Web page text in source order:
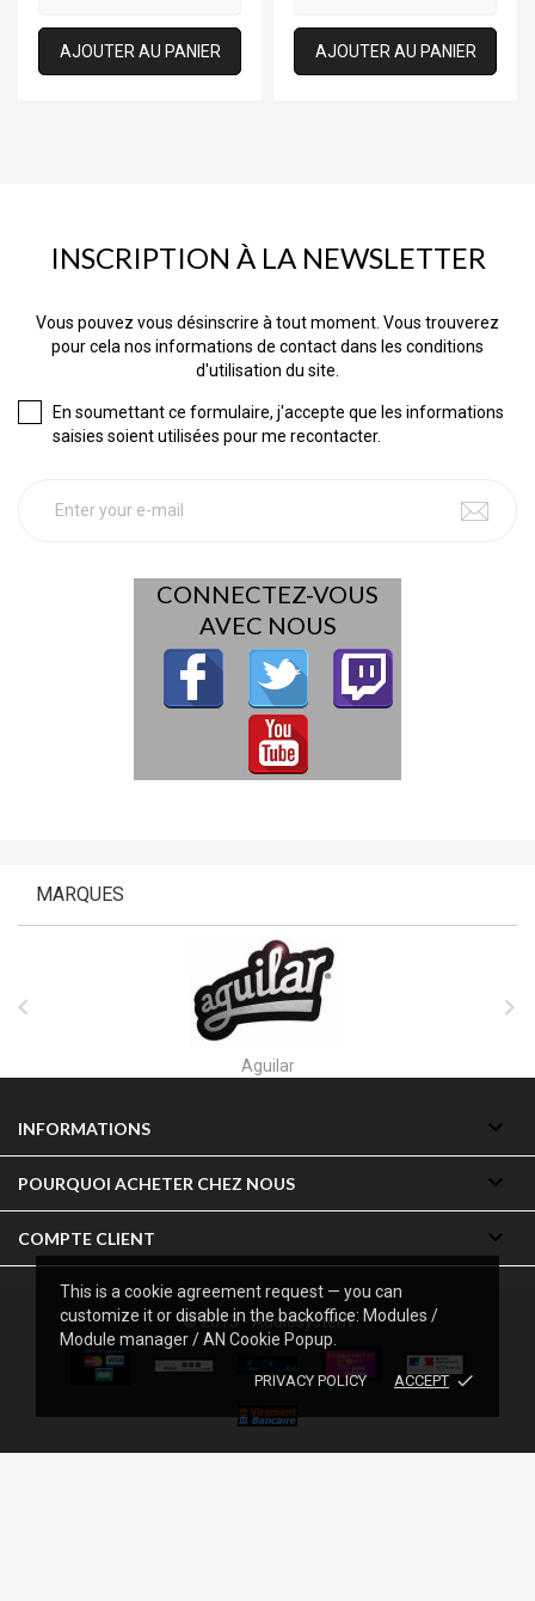
This is a cookie agreement request — you can
customize it or disable in the backoffice: Modules /
Module manager / AN Cookie Popup.
PRIVACY POLICY ACCEPT done
AJOUTER AU PANIER AJOUTER AU PANIER
INSCRIPTION À LA NEWSLETTER
Vous pouvez vous désinscrire à tout moment. Vous trouverez
pour cela nos informations de contact dans les conditions
d'utilisation du site.
En soumettant ce formulaire, j'accepte que les informations
saisies soient utilisées pour me recontacter.
CONNECTEZ-VOUS
AVEC NOUS
MARQUES

Aguilar

INFORMATIONS 
POURQUOI ACHETER CHEZ NOUS 
COMPTE CLIENT 
© 2013 - Audiosystem